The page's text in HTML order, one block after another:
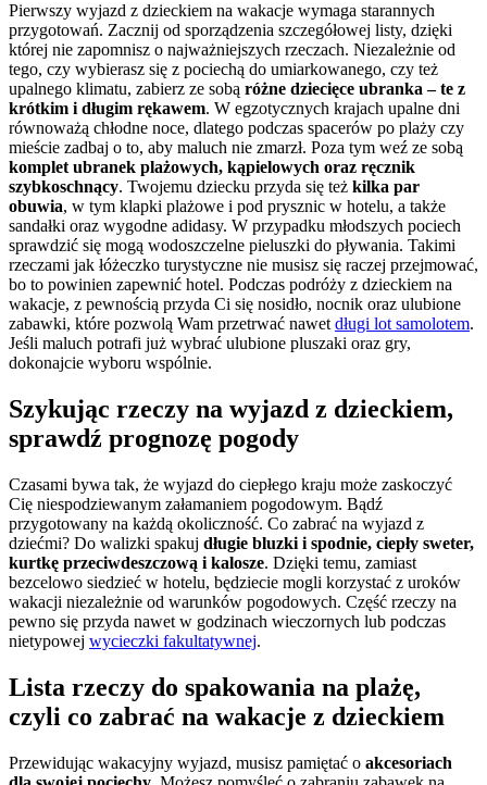
Pierwszy wyjazd z dzieckiem na wakacje wymaga starannych
przygotowań. Zacznij od sporządzenia szczegółowej listy, dzięki
której nie zapomnisz o najważniejszych rzeczach. Niezależnie od
tego, czy wybierasz się z pociechą do umiarkowanego, czy też
upalnego klimatu, zabierz ze sobą różne dziecięce ubranka – te z
krótkim i długim rękawem. W egzotycznych krajach upalne dni
równoważą chłodne noce, dlatego podczas spacerów po plaży czy
mieście zadbaj o to, aby maluch nie zmarzł. Poza tym weź ze sobą
komplet ubranek plażowych, kąpielowych oraz ręcznik
szybkoschnący. Twojemu dziecku przyda się też kilka par
obuwia, w tym klapki plażowe i pod prysznic w hotelu, a także
sandałki oraz wygodne adidasy. W przypadku młodszych pociech
sprawdzić się mogą wodoszczelne pieluszki do pływania. Takimi
rzeczami jak łóżeczko turystyczne nie musisz się raczej przejmować,
bo to powinien zapewnić hotel. Podczas podróży z dzieckiem na
wakacje, z pewnością przyda Ci się nosidło, nocnik oraz ulubione
zabawki, które pozwolą Wam przetrwać nawet długi lot samolotem.
Jeśli maluch potrafi już wybrać ulubione pluszaki oraz gry,
dokonajcie wyboru wspólnie.
Szykując rzeczy na wyjazd z dzieckiem,
sprawdź prognozę pogody
Czasami bywa tak, że wyjazd do ciepłego kraju może zaskoczyć
Cię niespodziewanym załamaniem pogodowym. Bądź
przygotowany na każdą okoliczność. Co zabrać na wyjazd z
dziećmi? Do walizki spakuj długie bluzki i spodnie, ciepły sweter,
kurtkę przeciwdeszczową i kalosze. Dzięki temu, zamiast
bezcelowo siedzieć w hotelu, będziecie mogli korzystać z uroków
wakacji niezależnie od warunków pogodowych. Część rzeczy na
pewno się przyda nawet w godzinach wieczornych lub podczas
nietypowej wycieczki fakultatywnej.
Lista rzeczy do spakowania na plażę,
czyli co zabrać na wakacje z dzieckiem
Przewidując wakacyjny wyjazd, musisz pamiętać o akcesoriach